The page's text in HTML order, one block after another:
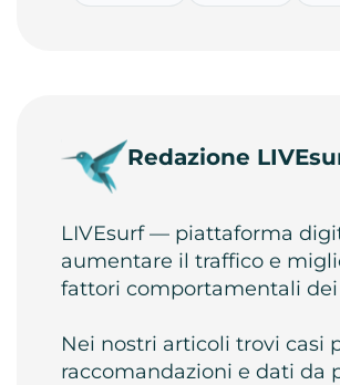
Redazione
LIVEsurf — piattaforma
aumentare il traffico e
fattori comportamentali dei
Nei nostri articoli trovi casi
raccomandazioni e dati da